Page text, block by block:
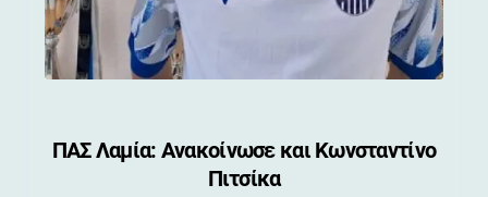
ΠΑΣ Λαμία: Ανακοίνωσε και Κωνσταντίνο
Πιτσίκα